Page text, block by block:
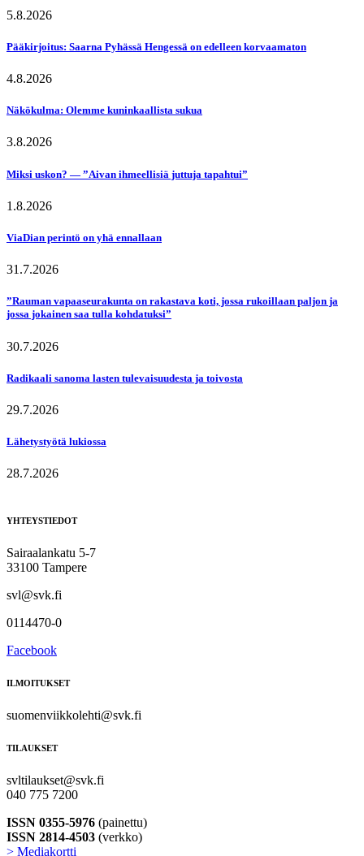
5.8.2026
Pääkirjoitus: Saarna Pyhässä Hengessä on edelleen korvaamaton
4.8.2026
Näkökulma: Olemme kuninkaallista sukua
3.8.2026
Miksi uskon? — ”Aivan ihmeellisiä juttuja tapahtui”
1.8.2026
ViaDian perintö on yhä ennallaan
31.7.2026
”Rauman vapaaseurakunta on rakastava koti, jossa rukoillaan paljon ja
jossa jokainen saa tulla kohdatuksi”
30.7.2026
Radikaali sanoma lasten tulevaisuudesta ja toivosta
29.7.2026
Lähetystyötä lukiossa
28.7.2026
YHTEYSTIEDOT
Sairaalankatu 5-7
33100 Tampere
svl@svk.fi
0114470-0
Facebook
ILMOITUKSET
suomenviikkolehti@svk.fi
TILAUKSET
svltilaukset@svk.fi
040 775 7200
ISSN 0355-5976 (painettu)
ISSN 2814-4503 (verkko)
> Mediakortti